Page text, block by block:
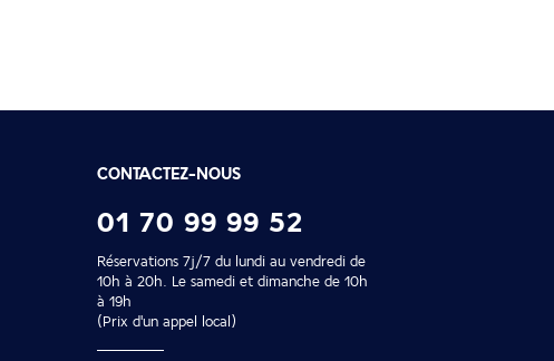
CONTACTEZ-NOUS
01 70 99 99 52
Réservations 7j/7 du lundi au vendredi de
10h à 20h. Le samedi et dimanche de 10h
à 19h
(Prix d'un appel local)